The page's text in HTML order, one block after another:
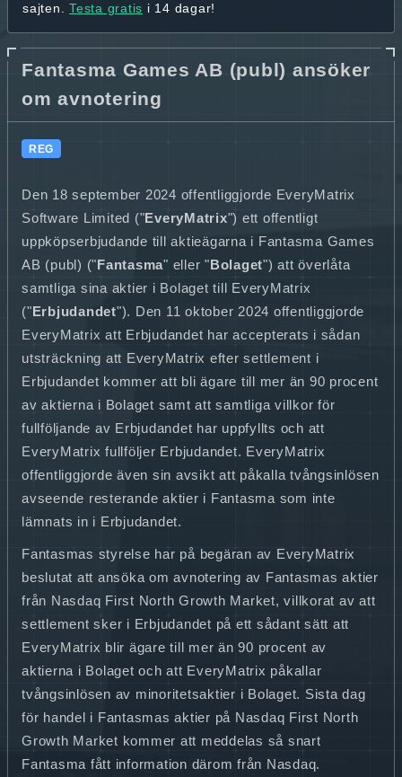
sajten. Testa gratis i 14 dagar!
Fantasma Games AB (publ) ansöker
om avnotering
REG
Den 18 september 2024 offentliggjorde EveryMatrix
Software Limited ("EveryMatrix") ett offentligt
uppköpserbjudande till aktieägarna i Fantasma Games
AB (publ) (" Fantasma" eller " Bolaget") att överlåta
samtliga sina aktier i Bolaget till EveryMatrix
(" Erbjudandet"). Den 11 oktober 2024 offentliggjorde
EveryMatrix att Erbjudandet har accepterats i sådan
utsträckning att EveryMatrix efter settlement i
Erbjudandet kommer att bli ägare till mer än 90 procent
av aktierna i Bolaget samt att samtliga villkor för
fullföljande av Erbjudandet har uppfyllts och att
EveryMatrix fullföljer Erbjudandet. EveryMatrix
offentliggjorde även sin avsikt att påkalla tvångsinlösen
avseende resterande aktier i Fantasma som inte
lämnats in i Erbjudandet.
Fantasmas styrelse har på begäran av EveryMatrix
beslutat att ansöka om avnotering av Fantasmas aktier
från Nasdaq First North Growth Market, villkorat av att
settlement sker i Erbjudandet på ett sådant sätt att
EveryMatrix blir ägare till mer än 90 procent av
aktierna i Bolaget och att EveryMatrix påkallar
tvångsinlösen av minoritetsaktier i Bolaget. Sista dag
för handel i Fantasmas aktier på Nasdaq First North
Growth Market kommer att meddelas så snart
Fantasma fått information därom från Nasdaq.